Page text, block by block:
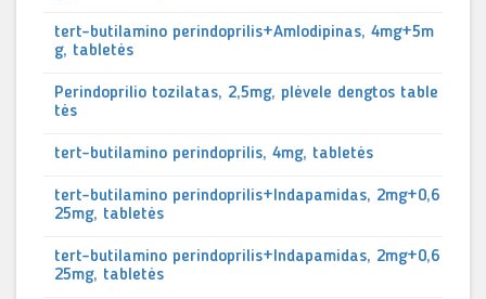
tert-butilamino perindoprilis+Amlodipinas, 4mg+5m
g, tabletės
Perindoprilio tozilatas, 2,5mg, plėvele dengtos table
tės
tert-butilamino perindoprilis, 4mg, tabletės
tert-butilamino perindoprilis+Indapamidas, 2mg+0,6
25mg, tabletės
tert-butilamino perindoprilis+Indapamidas, 2mg+0,6
25mg, tabletės